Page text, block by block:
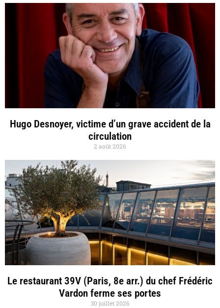
Hugo Desnoyer, victime d’un grave accident de la
circulation
2 août 2026
Le restaurant 39V (Paris, 8e arr.) du chef Frédéric
Vardon ferme ses portes
30 juillet 2026